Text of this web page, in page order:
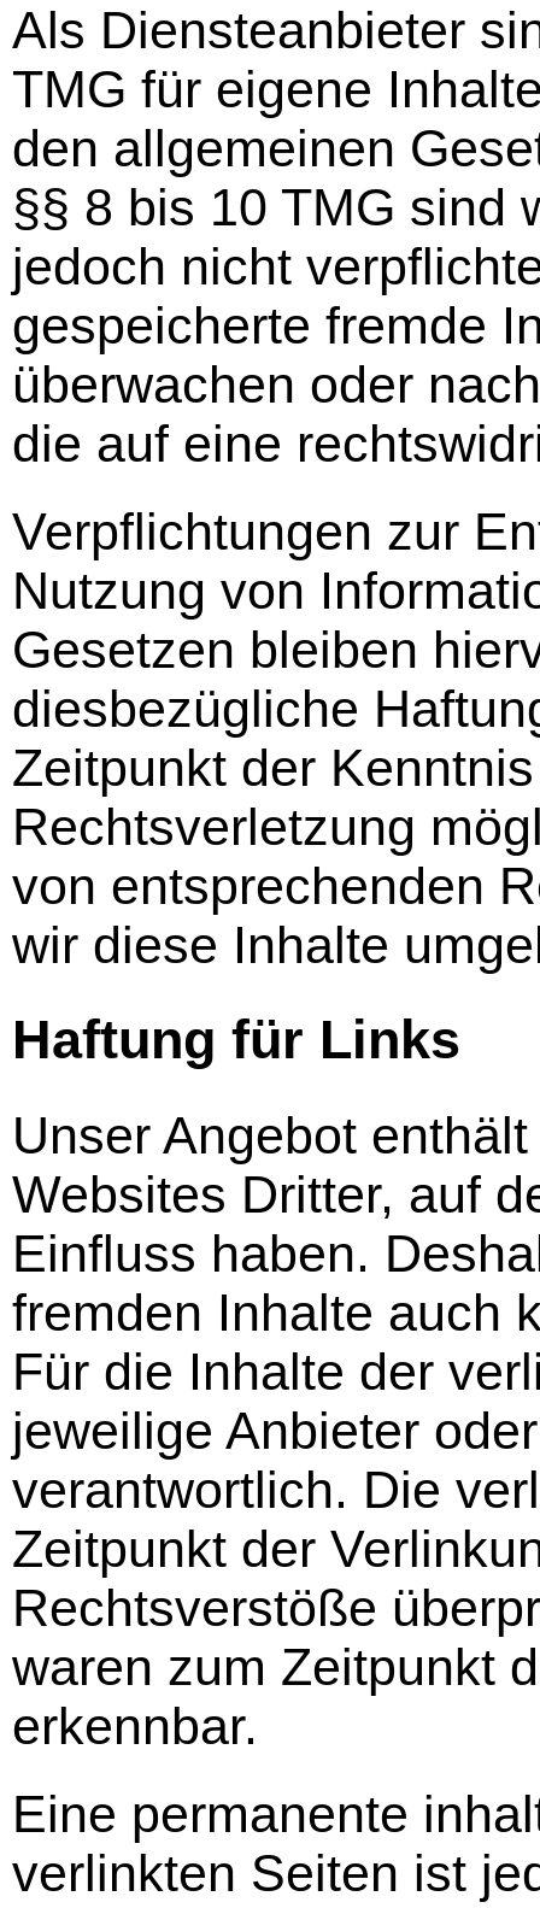
Als Diensteanbieter
TMG für eigene
den allgemeinen
§§ 8 bis 10 TMG sind
jedoch nicht
gespeicherte fremde
überwachen oder
die auf eine
Verpflichtungen zur
Nutzung von
Gesetzen bleiben
diesbezügliche
Zeitpunkt der
Rechtsverletzung
von entsprechenden
wir diese Inhalte
Haftung für Links
Unser Angebot
Websites Dritter, auf
Einfluss haben.
fremden Inhalte auch
Für die Inhalte der
jeweilige Anbieter
verantwortlich. Die
Zeitpunkt der
Rechtsverstöße
waren zum Zeitpunkt
erkennbar.
Eine permanente
verlinkten Seiten ist